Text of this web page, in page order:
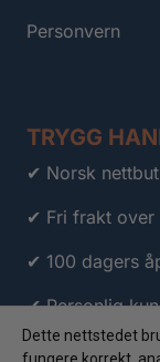
Personvern
TRYGG
✔ Norsk
✔ Fri frakt over
✔ 100 dagers
✔ Personlig
✔ Klarna
Dette nettstedet